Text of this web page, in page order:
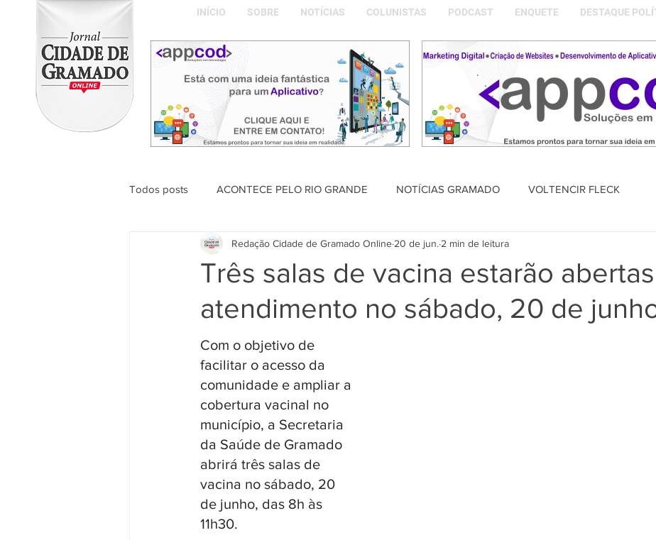
INÍCIO SOBRE NOTÍCIAS COLUNISTAS PODCAST ENQUETE DESTAQUE
Todos posts ACONTECE PELO RIO GRANDE NOTÍCIAS GRAMADO VOLTENCIR FLECK
ABDON BARRETTO FILHO SAÚDE PODCAST DESTAQUE POLÍTICO MEMÓRIAS
Naíla Gonçalves Dalavia
Três salas de vacina estarão
atendimento no sábado, 20 de
Redação Cidade de Gramado Online 20 de jun. 2 min de leitura
Com o objetivo de
facilitar o acesso da
comunidade e ampliar a
cobertura vacinal no
município, a Secretaria
da Saúde de Gramado
abrirá três salas de
vacina no sábado, 20
de junho, das 8h às
11h30.